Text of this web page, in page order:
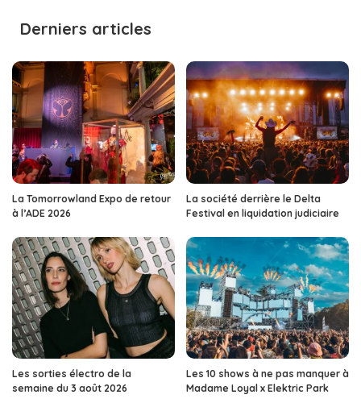
Derniers articles
La Tomorrowland Expo de retour
à l’ADE 2026
La société derrière le Delta
Festival en liquidation judiciaire
Les sorties électro de la
semaine du 3 août 2026
Les 10 shows à ne pas manquer à
Madame Loyal x Elektric Park